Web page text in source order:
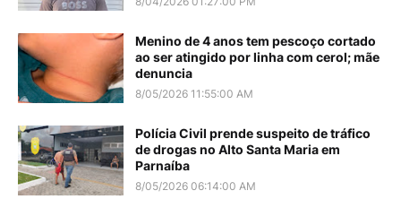
Menino de 4 anos tem pescoço cortado
ao ser atingido por linha com cerol; mãe
denuncia
8/05/2026 11:55:00 AM
Polícia Civil prende suspeito de tráfico
de drogas no Alto Santa Maria em
Parnaíba
8/05/2026 06:14:00 AM